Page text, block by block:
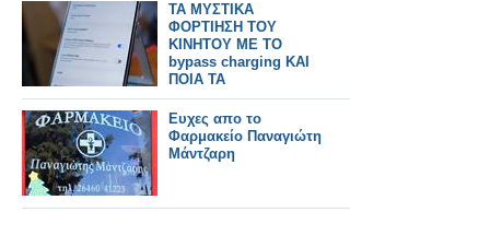
ΤΑ ΜΥΣΤΙΚΑ
ΦΟΡΤΙΗΣΗ ΤΟΥ
ΚΙΝΗΤΟΥ ME TO
bypass charging ΚΑΙ
ΠΟΙΑ ΤΑ
ΥΠΟΣΤΗΡΙΖΟΥΝ
Ευχες απο το
Φαρμακείο Παναγιώτη
Μάντζαρη